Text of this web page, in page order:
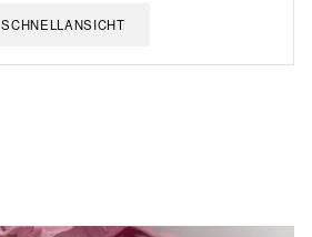
SCHNELLANSICHT